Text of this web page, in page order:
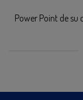
Power Point de su